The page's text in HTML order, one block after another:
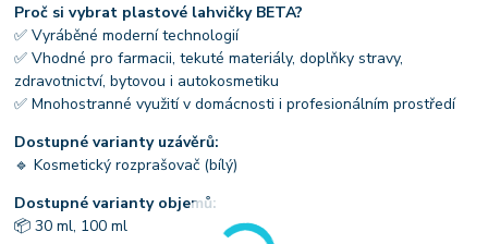
Proč si vybrat plastové lahvičky BETA?
✅ Vyráběné moderní technologií
✅ Vhodné pro farmacii, tekuté materiály, doplňky stravy,
zdravotnictví, bytovou i autokosmetiku
✅ Mnohostranné využití v domácnosti i profesionálním prostředí
Dostupné varianty uzávěrů:
🔹 Kosmetický rozprašovač (bílý)
Dostupné varianty objemů:
📦 30 ml, 100 ml